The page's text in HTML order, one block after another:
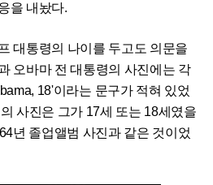
을 내놨다.
대통령의 나이를 두고도 의문을
오바마 전 대통령의 사진에는 각
18'이라는 문구가 적혀 있었
사진은 그가 17세 또는 18세였을
년 졸업앨범 사진과 같은 것이었